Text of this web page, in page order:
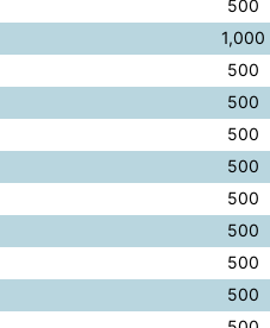
500
1,000
500
500
500
500
500
500
500
500